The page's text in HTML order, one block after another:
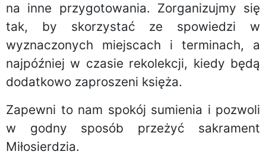
na inne przygotowania. Zorganizujmy się
tak, by skorzystać ze spowiedzi w
wyznaczonych miejscach i terminach, a
najpóźniej w czasie rekolekcji, kiedy będą
dodatkowo zaproszeni księża.
Zapewni to nam spokój sumienia i pozwoli
w godny sposób przeżyć sakrament
Miłosierdzia.